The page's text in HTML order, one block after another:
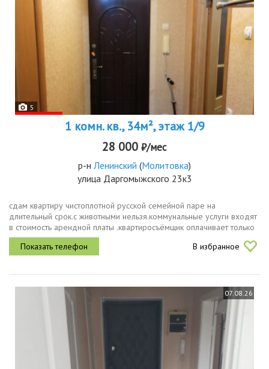
5
1 комн. кв., 34м², этаж 1/9
28 000 ₽/мес
р-н Ленинский (Молитовка)
улица Даргомыжского 23к3
сдам квартиру чистоплотной русской семейной паре на
длительный срок.с животными нельзя.коммунальные услуги входят
в стоимость арендной платы .квартиросъёмщик оплачивает только
квитанцию за свет.
В избранное
07.08.26